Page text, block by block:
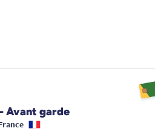
Avant garde